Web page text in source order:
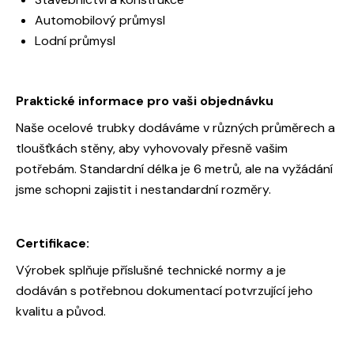
Automobilový průmysl
Lodní průmysl
Praktické informace pro vaši objednávku
Naše ocelové trubky dodáváme v různých průměrech a
tloušťkách stěny, aby vyhovovaly přesně vašim
potřebám. Standardní délka je 6 metrů, ale na vyžádání
jsme schopni zajistit i nestandardní rozměry.
Certifikace:
Výrobek splňuje příslušné technické normy a je
dodáván s potřebnou dokumentací potvrzující jeho
kvalitu a původ.